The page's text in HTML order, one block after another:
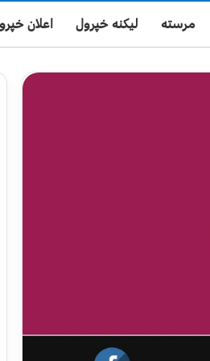
مرسته لیکنه خپرول اعلان